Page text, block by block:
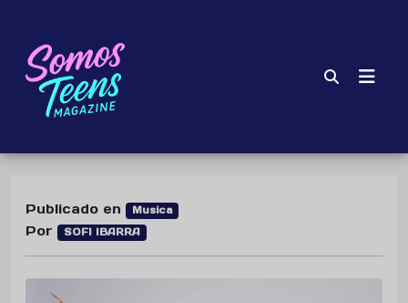
Publicado en Musica
Por SOFI IBARRA